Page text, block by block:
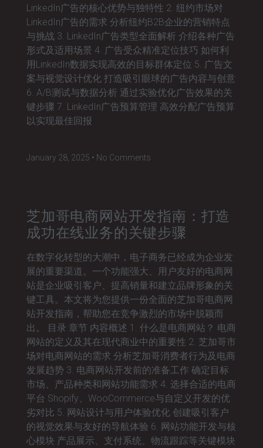
LinkedIn广告的核心优势与独特性 2. 纽约市场对
LinkedIn广告的需求 分析纽约B2B企业的营销特点
与挑战 3. LinkedIn广告类型全面解析 介绍各种广告
形式及适用场景 4. 广告受众精准定位技巧 如何利
用LinkedIn数据实现高效的目标群体定位 5. 广告文
案与视觉设计优化 打造吸引眼球的广告内容与创意
6. A/B测试与数据分析 通过实验优化广告效果的关
键步骤 7. LinkedIn广告预算管理 高效分配广告预算
以实现最佳回报
January 28, 2025 No Comments
芝加哥电商网站开发指南：打造
成功在线业务的关键步骤
在数字化转型的大潮中，电子商务已经成为企业发
展的重要渠道。一个功能强大、用户友好的电商网
站是企业吸引客户、提高销量和建立品牌形象的关
键工具。本文将为您提供一份全面的芝加哥电商网
站开发指南，帮助您在竞争激烈的市场中脱颖而
出。 目录 章节 内容概述 1. 什么是电商网站？ 电商
网站的定义及其在现代商业中的重要性 2. 芝加哥市
场对电商网站的需求 分析芝加哥消费者行为及电商
发展趋势 3. 电商网站开发前的准备工作 确定目标
市场、产品种类和网站功能需求 4. 选择合适的电商
平台 Shopify、WooCommerce与自定义开发的优
劣对比 5. 网站设计与用户体验优化 创建吸引客户
的视觉效果与友好的导航体验 6. 网站功能开发与核
心模块 产品展示、支付系统、物流跟踪等关键模块